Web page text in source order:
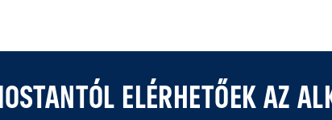
ELÉRHETŐEK AZ